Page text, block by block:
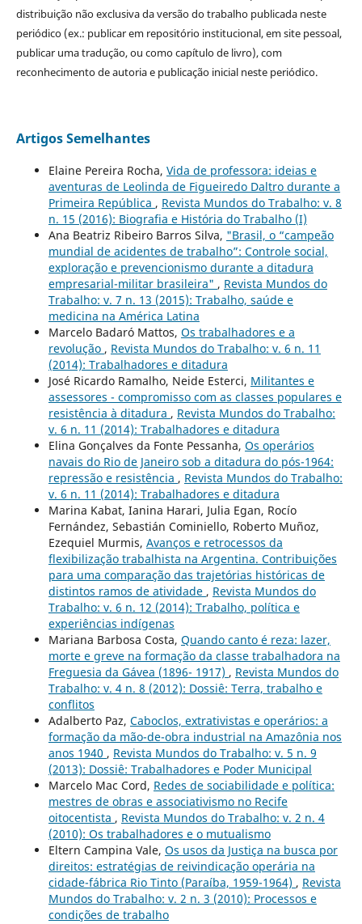
distribuição não exclusiva da versão do trabalho publicada neste
periódico (ex.: publicar em repositório institucional, em site pessoal,
publicar uma tradução, ou como capítulo de livro), com
reconhecimento de autoria e publicação inicial neste periódico.
Artigos Semelhantes
Elaine Pereira Rocha, Vida de professora: ideias e
aventuras de Leolinda de Figueiredo Daltro durante a
Primeira República , Revista Mundos do Trabalho: v. 8
n. 15 (2016): Biografia e História do Trabalho (I)
Ana Beatriz Ribeiro Barros Silva, "Brasil, o “campeão
mundial de acidentes de trabalho”: Controle social,
exploração e prevencionismo durante a ditadura
empresarial-militar brasileira" , Revista Mundos do
Trabalho: v. 7 n. 13 (2015): Trabalho, saúde e
medicina na América Latina
Marcelo Badaró Mattos, Os trabalhadores e a
revolução , Revista Mundos do Trabalho: v. 6 n. 11
(2014): Trabalhadores e ditadura
José Ricardo Ramalho, Neide Esterci, Militantes e
assessores - compromisso com as classes populares e
resistência à ditadura , Revista Mundos do Trabalho:
v. 6 n. 11 (2014): Trabalhadores e ditadura
Elina Gonçalves da Fonte Pessanha, Os operários
navais do Rio de Janeiro sob a ditadura do pós-1964:
repressão e resistência , Revista Mundos do Trabalho:
v. 6 n. 11 (2014): Trabalhadores e ditadura
Marina Kabat, Ianina Harari, Julia Egan, Rocío
Fernández, Sebastián Cominiello, Roberto Muñoz,
Ezequiel Murmis, Avanços e retrocessos da
flexibilização trabalhista na Argentina. Contribuições
para uma comparação das trajetórias históricas de
distintos ramos de atividade , Revista Mundos do
Trabalho: v. 6 n. 12 (2014): Trabalho, política e
experiências indígenas
Mariana Barbosa Costa, Quando canto é reza: lazer,
morte e greve na formação da classe trabalhadora na
Freguesia da Gávea (1896- 1917) , Revista Mundos do
Trabalho: v. 4 n. 8 (2012): Dossiê: Terra, trabalho e
conflitos
Adalberto Paz, Caboclos, extrativistas e operários: a
formação da mão-de-obra industrial na Amazônia nos
anos 1940 , Revista Mundos do Trabalho: v. 5 n. 9
(2013): Dossiê: Trabalhadores e Poder Municipal
Marcelo Mac Cord, Redes de sociabilidade e política:
mestres de obras e associativismo no Recife
oitocentista , Revista Mundos do Trabalho: v. 2 n. 4
(2010): Os trabalhadores e o mutualismo
Eltern Campina Vale, Os usos da Justiça na busca por
direitos: estratégias de reivindicação operária na
cidade-fábrica Rio Tinto (Paraíba, 1959-1964) , Revista
Mundos do Trabalho: v. 2 n. 3 (2010): Processos e
condições de trabalho